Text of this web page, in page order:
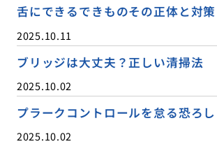
舌にできるできものその正体と対策
2025.10.11
ブリッジは大丈夫？正しい清掃法
2025.10.02
プラークコントロールを怠る恐ろし
2025.10.02